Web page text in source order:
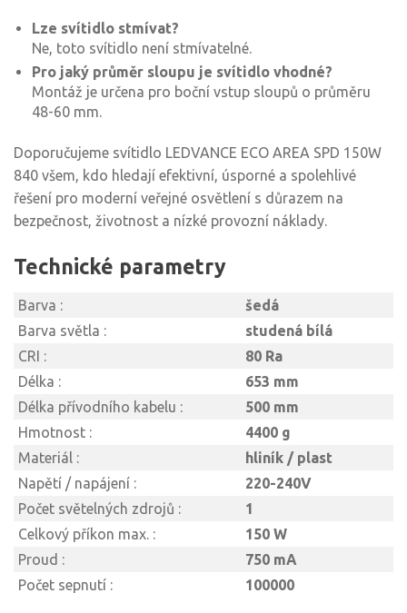
Lze svítidlo stmívat?
Ne, toto svítidlo není stmívatelné.
Pro jaký průměr sloupu je svítidlo vhodné?
Montáž je určena pro boční vstup sloupů o průměru
48-60 mm.
Doporučujeme svítidlo LEDVANCE ECO AREA SPD 150W
840 všem, kdo hledají efektivní, úsporné a spolehlivé
řešení pro moderní veřejné osvětlení s důrazem na
bezpečnost, životnost a nízké provozní náklady.
Technické parametry
Barva :
šedá
Barva světla :
studená bílá
CRI :
80 Ra
Délka :
653 mm
Délka přívodního kabelu :
500 mm
Hmotnost :
4400 g
Materiál :
hliník / plast
Napětí / napájení :
220-240V
Počet světelných zdrojů :
1
Celkový příkon max. :
150 W
Proud :
750 mA
Počet sepnutí :
100000